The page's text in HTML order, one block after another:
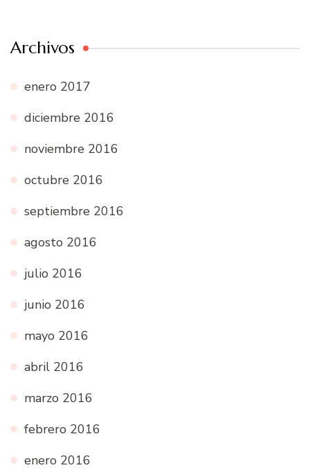
Archivos
enero 2017
diciembre 2016
noviembre 2016
octubre 2016
septiembre 2016
agosto 2016
julio 2016
junio 2016
mayo 2016
abril 2016
marzo 2016
febrero 2016
enero 2016